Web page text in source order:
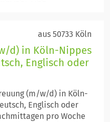
aus 50733 Köln
d) in Köln-Nippes
Englisch oder
(m/w/d) in Köln-
Englisch oder
pro Woche